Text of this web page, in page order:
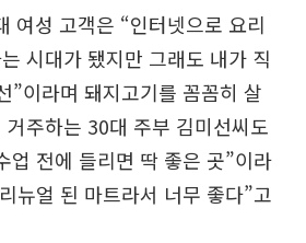
여성 고객은 “인터넷으로 요리
시대가 됐지만 그래도 내가 직
”이라며 돼지고기를 꼼꼼히 살
주하는 30대 주부 김미선씨도
업 전에 들리면 딱 좋은 곳”이라
뉴얼 된 마트라서 너무 좋다”고